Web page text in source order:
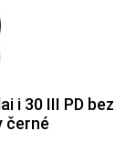
i 30 III PD bez
černé